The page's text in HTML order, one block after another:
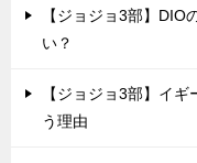
【ジョジョ3部】
い？
【ジョジョ3部】イ
う理由